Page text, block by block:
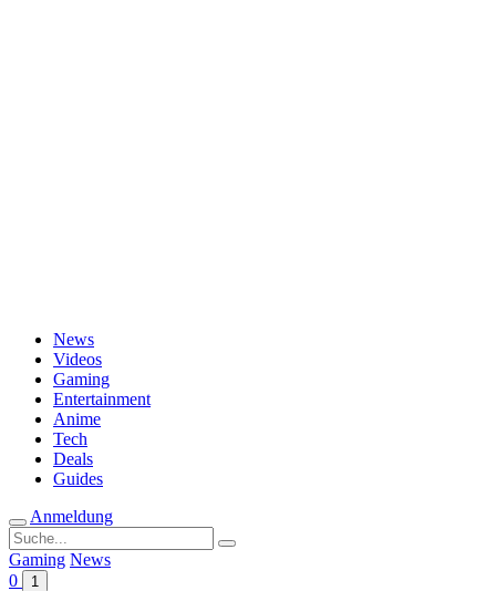
News
Videos
Gaming
Entertainment
Anime
Tech
Deals
Guides
Anmeldung
Suche
nach:
Gaming News
0
1